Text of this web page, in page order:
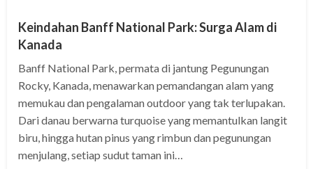
Keindahan Banff National Park: Surga Alam di
Kanada
Banff National Park, permata di jantung Pegunungan
Rocky, Kanada, menawarkan pemandangan alam yang
memukau dan pengalaman outdoor yang tak terlupakan.
Dari danau berwarna turquoise yang memantulkan langit
biru, hingga hutan pinus yang rimbun dan pegunungan
menjulang, setiap sudut taman ini…